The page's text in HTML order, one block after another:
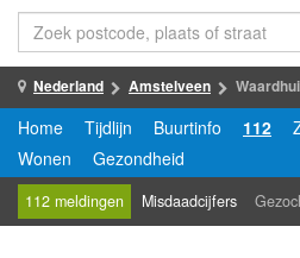
Nederland Amstelveen
Home Tijdlijn Buurtinfo 112
Wonen
Gezondheid
112 meldingen Misdaadcijfers